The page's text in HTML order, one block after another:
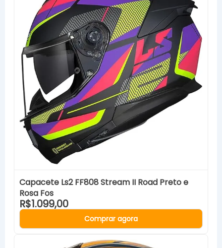
Capacete Ls2 FF808 Stream II Road Preto e
Rosa Fos
R$1.099,00
Comprar agora